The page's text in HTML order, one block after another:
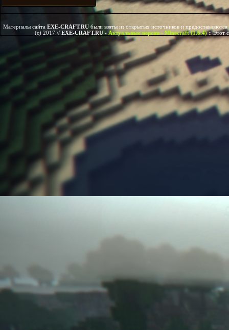
Материалы сайта EXE-CRAFT.RU были взяты из открытых источников и
(c) 2017 // EXE-CRAFT.RU - Актуальные версии - Minecraft (1.6.4)::Этот